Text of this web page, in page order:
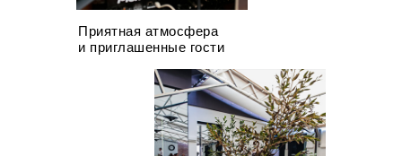
Приятная атмосфера
и приглашенные гости